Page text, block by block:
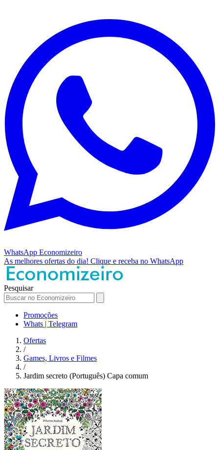
WhatsApp Economizeiro
As melhores ofertas do dia! Clique e receba no WhatsApp
Pesquisar
Promoções
Whats | Telegram
Ofertas
/
Games, Livros e Filmes
/
Jardim secreto (Português) Capa comum